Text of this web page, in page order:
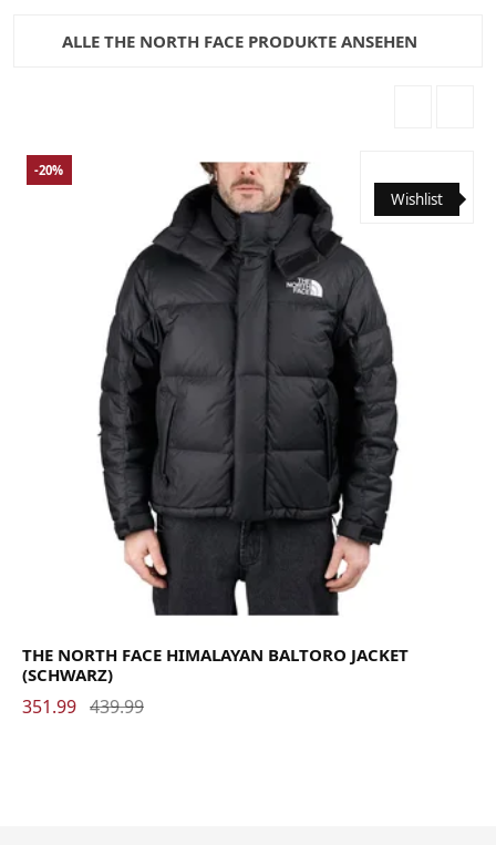
ALLE THE NORTH FACE PRODUKTE ANSEHEN
Wishlist
-20%
THE NORTH FACE HIMALAYAN BALTORO JACKET
(SCHWARZ)
351.99 439.99